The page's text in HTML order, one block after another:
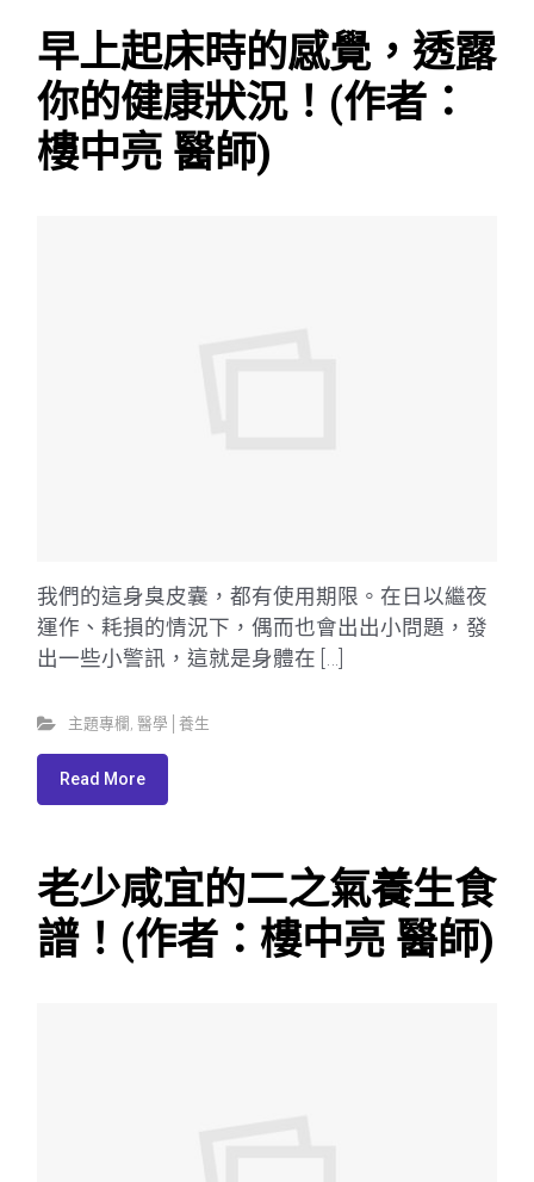
早上起床時的感覺，透露
你的健康狀況！(作者：
樓中亮 醫師)
我們的這身臭皮囊，都有使用期限。在日以繼夜
運作、耗損的情況下，偶而也會出出小問題，發
出一些小警訊，這就是身體在 […]
主題專欄 醫學│養生
Read More
老少咸宜的二之氣養生食
譜！(作者：樓中亮 醫師)